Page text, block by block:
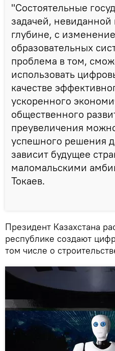
"Состоятельные
задачей,
глубине, с
образовательных
проблема в том,
использовать
качестве
ускоренного
общественного
преувеличения
успешного решения
зависит будущее
маломальскими
Токаев.
Президент Казахстана
республике создают
том числе о